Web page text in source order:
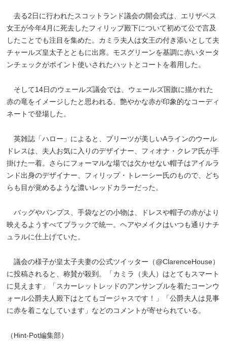
去る2日に行われたスコットランド議会の開会式は、エリザベス
女王が今年4月に死去したフィリップ殿下について初めて公で言及
したことでも注目を集めた。カミラ夫人は女王の付き添いとして夫
チャールズ皇太子とともに出席。モスグリーンを基調に赤いタータ
ンチェックがポイント使いされたハットとコートを着用した。
そして14日のウェールズ議会では、ウェールズ国旗に描かれた
赤の竜をイメージしたと思われる、艶やかな赤が印象的なコーディ
ネートで登場した。
英雑誌「ハロー」によると、プリーツが美しいAラインのウール
ドレスは、夫人お気に入りのデザイナー、フィオナ・クレア氏が手
掛けた一着。さらにフォーマルな場では欠かせない帽子はアイルラ
ンド出身のデザイナー、フィリップ・トレーシー氏のもので、どち
らも目が覚めるような濃いレッドカラーだった。
バッグやパンプス、手袋などの小物は、ドレスや帽子の赤がより
映えるようすべてブラックで統一。ヘアやメイクはいつも通りナチ
ュラルに仕上げていた。
議会の様子が皇太子夫妻の公式ツイッター（@ClarenceHouse）
に投稿されると、称賛が殺到。「カミラ（夫人）はとてもスマート
に見えます」「スカーレットレッドのアンサンブルを着たコーンウ
ォール公爵夫人殿下はとてもゴージャスです！」「公爵夫人は見事
に赤を着こなしています」などのコメントが寄せられている。
（Hint-Pot編集部）